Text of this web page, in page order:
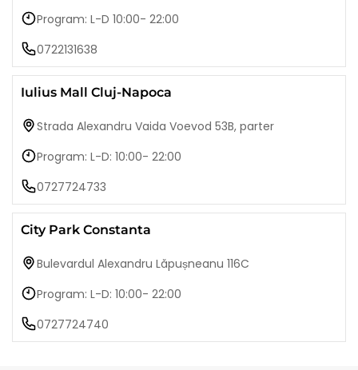
Program: L-D 10:00- 22:00
0722131638
Iulius Mall Cluj-Napoca
Strada Alexandru Vaida Voevod 53B, parter
Program: L-D: 10:00- 22:00
0727724733
City Park Constanta
Bulevardul Alexandru Lăpușneanu 116C
Program: L-D: 10:00- 22:00
0727724740